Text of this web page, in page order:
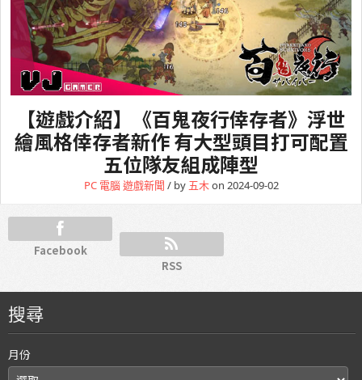
【遊戲介紹】《百鬼夜行倖存者》浮世
繪風格倖存者新作 有大型頭目打可配置
五位隊友組成陣型
PC 電腦遊戲新聞 / by 五木on 2024-09-02
Facebook
RSS
搜尋
月份